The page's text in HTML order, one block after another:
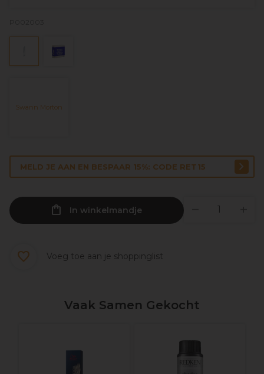
Swann Morton
MELD JE AAN EN BESPAAR 15%: CODE RET15
In winkelmandje
Voeg toe aan je shoppinglist
Vaak Samen Gekocht